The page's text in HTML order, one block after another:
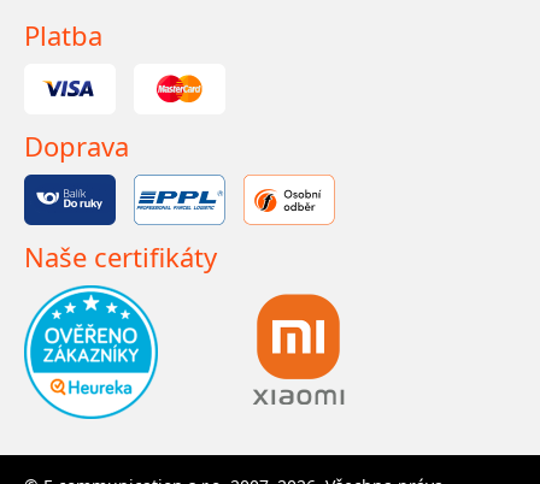
Platba
Doprava
Naše certifikáty